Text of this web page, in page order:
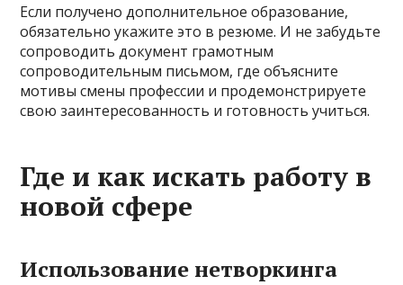
Если получено дополнительное образование,
обязательно укажите это в резюме. И не забудьте
сопроводить документ грамотным
сопроводительным письмом, где объясните
мотивы смены профессии и продемонстрируете
свою заинтересованность и готовность учиться.
Где и как искать работу в
новой сфере
Использование нетворкинга